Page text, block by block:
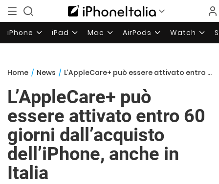
iPhone iPad Mac AirPods Watch
Home / News / L’AppleCare+ può essere attivato entro 60 giorni dall’acquisto dell’iPhone, anche in Italia
L’AppleCare+ può
essere attivato entro 60
giorni dall’acquisto
dell’iPhone, anche in
Italia